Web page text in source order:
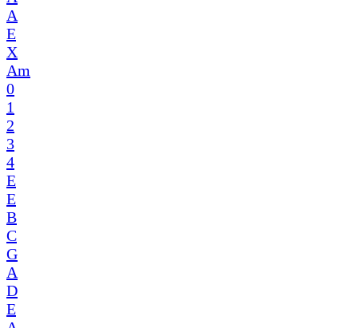
A
E
X
Am
0
1
2
3
4
E
E
B
C
G
A
D
E